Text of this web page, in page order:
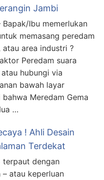
Jambi
Ibu memerlukan
memasang peredam
atau area industri ?
Peredam suara
hubungi via
bawah layar
Meredam Gema
…
! Ahli Desain
Terdekat
terpaut dengan
– atau keperluan